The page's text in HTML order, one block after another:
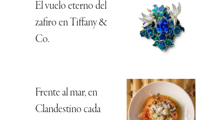
El vuelo eterno del
zafiro en Tiffany &
Co.
Frente al mar, en
Clandestino cada